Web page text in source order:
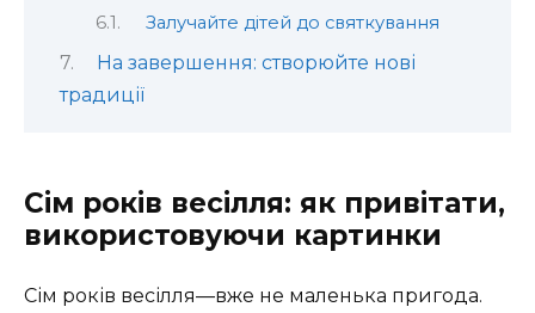
Залучайте дітей до святкування
На завершення: створюйте нові
традиції
Сім років весілля: як привітати,
використовуючи картинки
Сім років весілля—вже не маленька пригода.